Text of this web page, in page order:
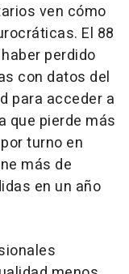
ven cómo
El 88
perdido
con datos del
para acceder a
que pierde más
turno en
más de
en un año